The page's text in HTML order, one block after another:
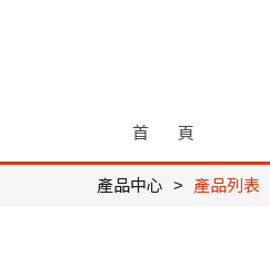
首 頁
產品中心 產品列表